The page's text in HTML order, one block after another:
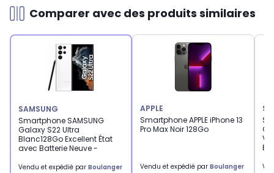
Comparer avec des produits similaires
SAMSUNG
Smartphone SAMSUNG
Galaxy S22 Ultra
Blanc128Go Excellent État
avec Batterie Neuve -
Vendu et expédié par Boulanger
APPLE
Smartphone APPLE iPhone 13
Pro Max Noir 128Go
Vendu et expédié par Boulanger